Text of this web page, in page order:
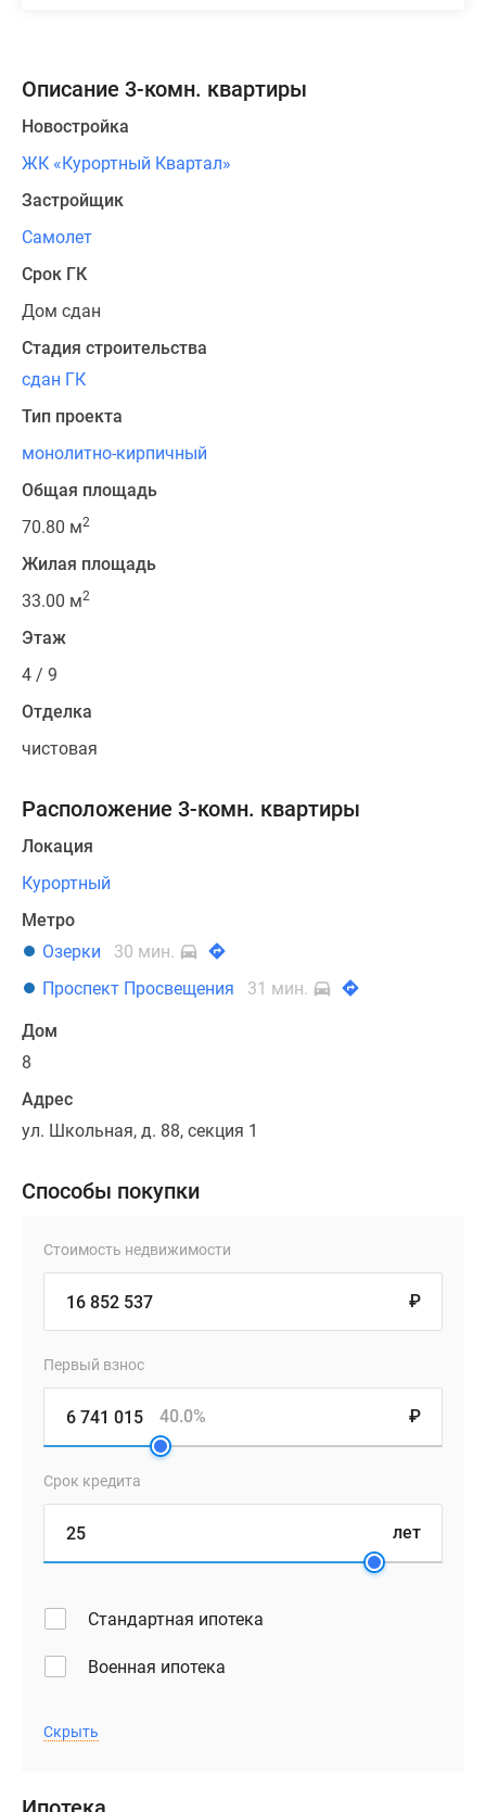
Описание 3-комн. квартиры
Новостройка
ЖК «Курортный Квартал»
Застройщик
Самолет
Срок ГК
Дом сдан
Стадия строительства
сдан ГК
Тип проекта
монолитно-кирпичный
Общая площадь
70.80 м2
Жилая площадь
33.00 м2
Этаж
4 / 9
Отделка
чистовая
Расположение 3-комн. квартиры
Локация
Курортный
Метро
Озерки
30 мин.
Проспект Просвещения
31 мин.
Дом
8
Адрес
ул. Школьная, д. 88, секция 1
Способы покупки
Стоимость недвижимости
₽
Первый взнос
₽
40.0%
Срок кредита
лет
Стандартная ипотека
Военная ипотека
Скрыть